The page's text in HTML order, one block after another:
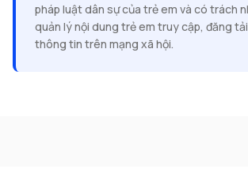
pháp luật dân sự của trẻ em và có trách
quản lý nội dung trẻ em truy cập, đăng
thông tin trên mạng xã hội.